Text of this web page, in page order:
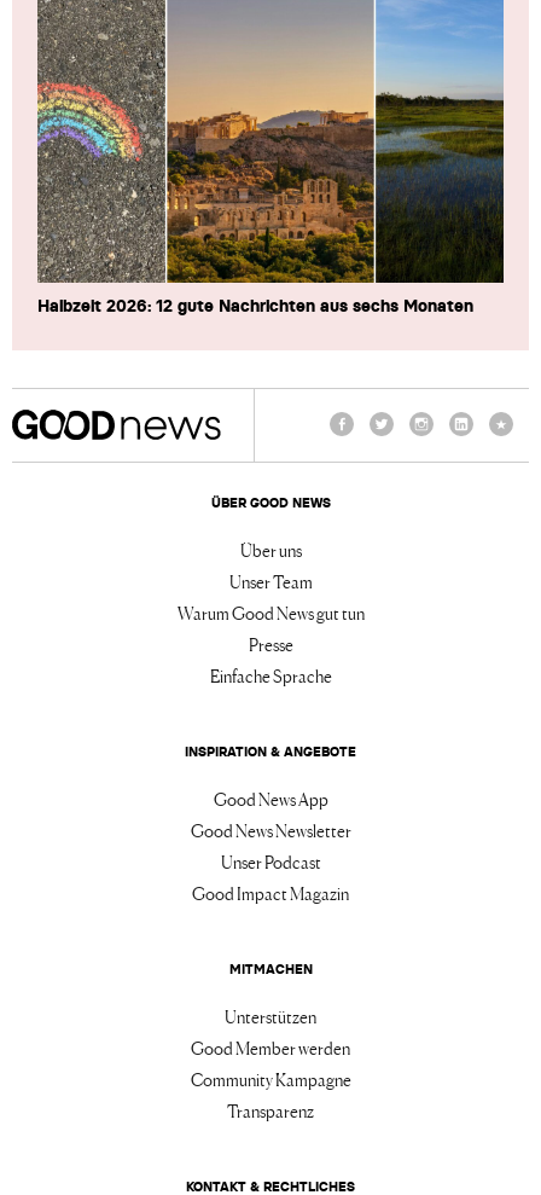
Halbzeit 2026: 12 gute Nachrichten aus sechs Monaten
ÜBER GOOD NEWS
Über uns
Unser Team
Warum Good News gut tun
Presse
Einfache Sprache
INSPIRATION & ANGEBOTE
Good News App
Good News Newsletter
Unser Podcast
Good Impact Magazin
MITMACHEN
Unterstützen
Good Member werden
Community Kampagne
Transparenz
KONTAKT & RECHTLICHES